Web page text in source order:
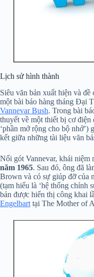
Lịch sử hình thành
Siêu văn bản xuất hiện và
một bài báo hàng tháng Đại
Vannevar Bush. Trong bài
thuyết về một thiết bị cơ điện
‘phần mở rộng cho bộ nhớ’)
kết giữa những tài liệu văn
Nối gót Vannevar, khái niệm
năm 1965. Sau đó, ông đã
Brown và có sự giúp đỡ của
(tạm hiểu là ‘hệ thống chỉnh
bản được hiển thị công khai
Engelbart tại The Mother of